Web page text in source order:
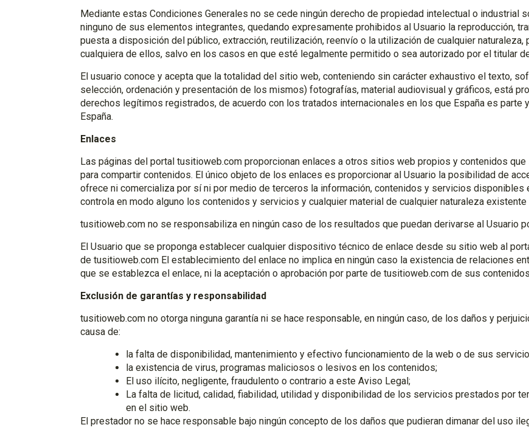
Mediante estas Condiciones Generales no se cede ningún derecho de propiedad intelectual o industrial
ninguno de sus elementos integrantes, quedando expresamente prohibidos al Usuario la reproducción,
puesta a disposición del público, extracción, reutilización, reenvío o la utilización de cualquier
cualquiera de ellos, salvo en los casos en que esté legalmente permitido o sea autorizado por el titular
El usuario conoce y acepta que la totalidad del sitio web, conteniendo sin carácter exhaustivo el texto,
selección, ordenación y presentación de los mismos) fotografías, material audiovisual y gráficos, está
derechos legítimos registrados, de acuerdo con los tratados internacionales en los que España es
España.
Enlaces
Las páginas del portal tusitioweb.com proporcionan enlaces a otros sitios web propios y contenidos
para compartir contenidos. El único objeto de los enlaces es proporcionar al Usuario la posibilidad de
ofrece ni comercializa por sí ni por medio de terceros la información, contenidos y servicios disponibles
controla en modo alguno los contenidos y servicios y cualquier material de cualquier naturaleza
tusitioweb.com no se responsabiliza en ningún caso de los resultados que puedan derivarse al Usuario
El Usuario que se proponga establecer cualquier dispositivo técnico de enlace desde su sitio web al
de tusitioweb.com El establecimiento del enlace no implica en ningún caso la existencia de relaciones
que se establezca el enlace, ni la aceptación o aprobación por parte de tusitioweb.com de sus
Exclusión de garantías y responsabilidad
tusitioweb.com no otorga ninguna garantía ni se hace responsable, en ningún caso, de los daños y
causa de:
la falta de disponibilidad, mantenimiento y efectivo funcionamiento de la web o de sus
la existencia de virus, programas maliciosos o lesivos en los contenidos;
El uso ilícito, negligente, fraudulento o contrario a este Aviso Legal;
La falta de licitud, calidad, fiabilidad, utilidad y disponibilidad de los servicios prestados por
en el sitio web.
El prestador no se hace responsable bajo ningún concepto de los daños que pudieran dimanar del uso